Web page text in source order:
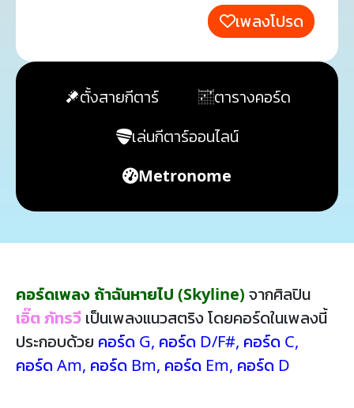
เพลงโปรด
ตั้งสายกีตาร์
ตารางคอร์ด
เล่นกีตาร์ออนไลน์
Metronome
คอร์ดเพลง ถ้าฉันหายไป (Skyline) จากศิลปิน
เอิ๊ต ภัทรวี เป็นเพลงแนวสตริง โดยคอร์ดในเพลงนี้
ประกอบด้วย คอร์ด G, คอร์ด D/F#, คอร์ด C,
คอร์ด Am, คอร์ด Bm, คอร์ด Em, คอร์ด D